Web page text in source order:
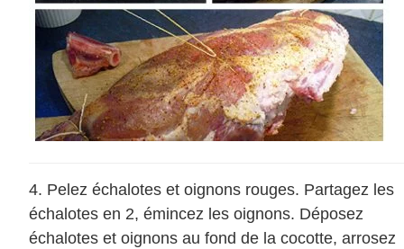
Pelez échalotes et oignons rouges. Partagez les
échalotes en 2, émincez les oignons. Déposez
échalotes et oignons au fond de la cocotte, arrosez